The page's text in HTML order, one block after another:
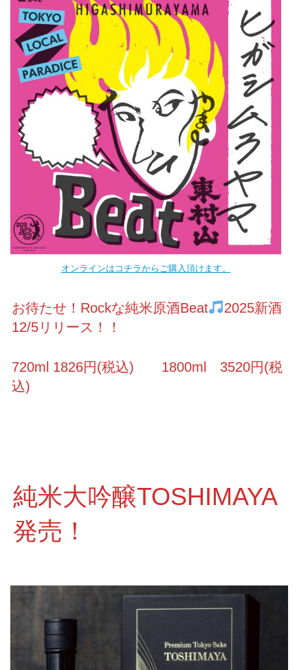
オンラインはコチラからご購入頂けます。
お待たせ！Rockな純米原酒Beat
2025新酒
12/5リリース！！
720ml 1826円(税込) 1800ml 3520円(税
込)
純米大吟醸TOSHIMAYA
発売！